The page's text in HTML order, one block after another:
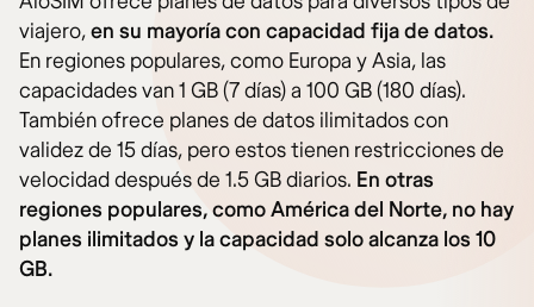
viajero,en su mayoría con capacidad fija de datos.
En regiones populares, como Europa y Asia, las
capacidades van 1 GB (7 días) a 100 GB (180 días).
También ofrece planes de datos ilimitados con
validez de 15 días, pero estos tienen restricciones de
velocidad después de 1.5 GB diarios. En otras
regiones populares, como América del Norte, no hay
planes ilimitados y la capacidad solo alcanza los 10
GB.